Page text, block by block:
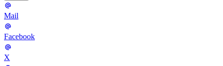
Mail
Facebook
X